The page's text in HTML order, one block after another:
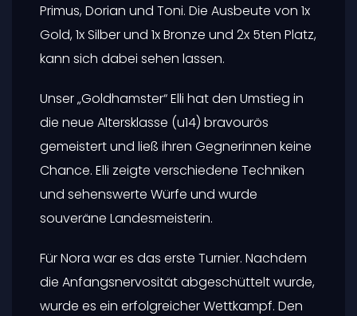
Primus, Dorian und Toni. Die Ausbeute von 1x
Gold, 1x Silber und 1x Bronze und 2x 5ten Platz,
kann sich dabei sehen lassen.
Unser „Goldhamster“ Elli hat den Umstieg in
die neue Altersklasse (u14) bravourös
gemeistert und ließ ihren Gegnerinnen keine
Chance. Elli zeigte verschiedene Techniken
und sehenswerte Würfe und wurde
souveräne Landesmeisterin.
Für Nora war es das erste Turnier. Nachdem
die Anfangsnervosität abgeschüttelt wurde,
wurde es ein erfolgreicher Wettkampf. Den